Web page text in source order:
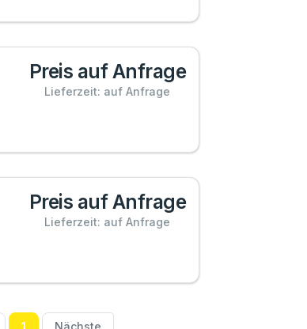
Preis auf Anfrage
Lieferzeit: auf Anfrage
Preis auf Anfrage
Lieferzeit: auf Anfrage
1 Nächste